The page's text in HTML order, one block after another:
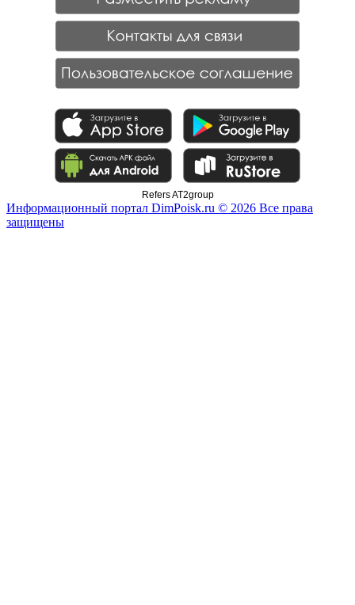
Refers AT2group
Информационный портал DimPoisk.ru © 2026 Все права
защищены